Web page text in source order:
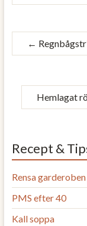
←
Hemlagat
Recept &
Rensa garderoben
PMS efter 40
Kall soppa